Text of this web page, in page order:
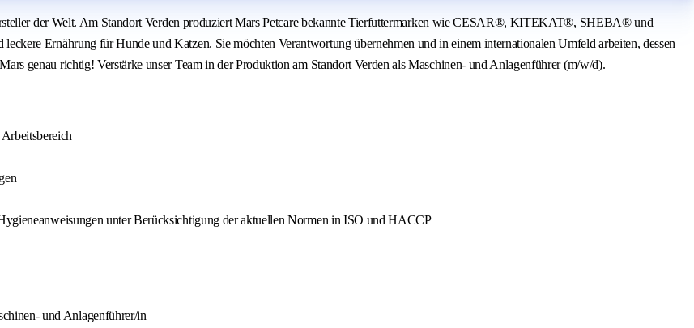
der Welt. Am Standort Verden produziert Mars Petcare bekannte Tierfuttermarken wie CESAR®, KITEKAT®, SHEBA® und
Ernährung für Hunde und Katzen. Sie möchten Verantwortung übernehmen und in einem internationalen Umfeld arbeiten, dessen
genau richtig! Verstärke unser Team in der Produktion am Standort Verden als Maschinen- und Anlagenführer (m/w/d).
unter Berücksichtigung der aktuellen Normen in ISO und HACCP
und Anlagenführer/in